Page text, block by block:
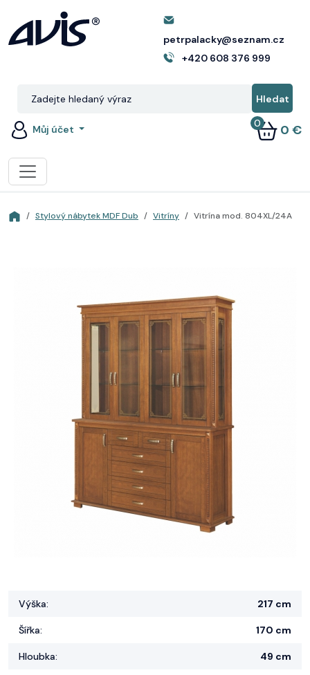
petrpalacky@seznam.cz
+420 608 376 999
Můj účet 0 €
0
Stylový nábytek MDF Dub Vitríny Vitrína mod. 804XL/24A
Výška: 217 cm
Šířka: 170 cm
Hloubka: 49 cm